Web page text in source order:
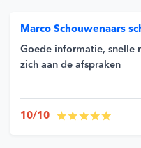
Marco Schouwenaars
Goede informatie, snelle
zich aan de afspraken
10/10